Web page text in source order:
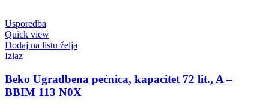
Usporedba
Quick view
Dodaj na listu želja
Izlaz
Beko Ugradbena pećnica, kapacitet 72 lit., A –
BBIM 113 N0X